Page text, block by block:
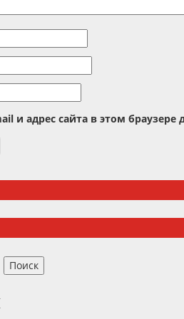
и адрес сайта в этом
Поиск